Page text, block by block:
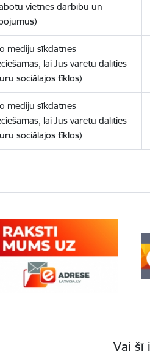
vietnes darbību un
mediju sīkdatnes
lai Jūs varētu dalīties
sociālajos tīklos)
mediju sīkdatnes
lai Jūs varētu dalīties
sociālajos tīklos)
Vai šī